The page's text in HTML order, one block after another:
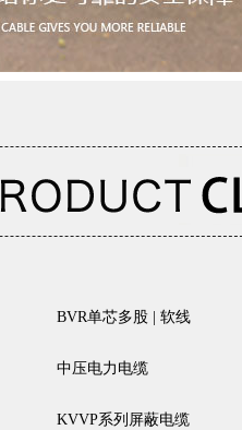
BVR单芯多股 | 软线
中压电力电缆
KVVP系列屏蔽电缆